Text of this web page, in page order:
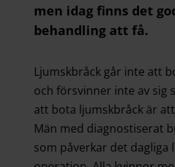
men idag finns det
behandling att få.
Ljumskbråck går inte att
och försvinner inte av sig
att bota ljumskbråck är
Män med diagnostiserat
som påverkar det dagliga